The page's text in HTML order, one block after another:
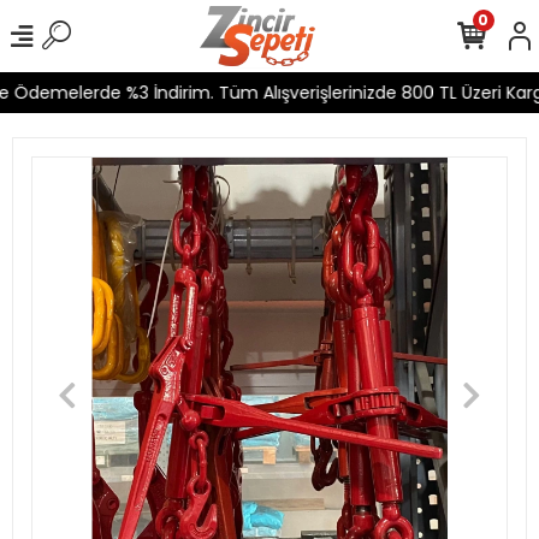
%3 İndirim. Tüm Alışverişlerinizde 800 TL Üzeri
0